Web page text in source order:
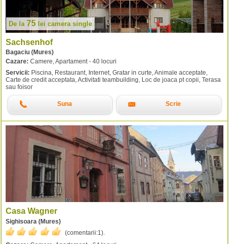
De la 75 lei camera single
Sachsenhof
Bagaciu (Mures)
Cazare: Camere, Apartament - 40 locuri
Servicii: Piscina, Restaurant, Internet, Gratar in curte, Animale acceptate,
Carte de credit acceptata, Activitati teambuilding, Loc de joaca pt copii, Terasa
sau foisor
Suna Scrie
Casa Wagner
Sighisoara (Mures)
(comentarii:1 ).